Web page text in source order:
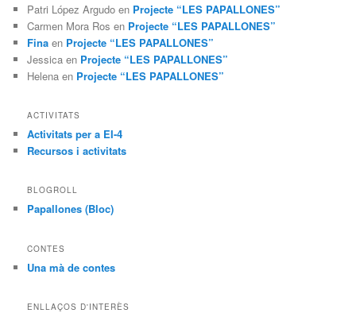
Patri López Argudo en Projecte “LES PAPALLONES”
Carmen Mora Ros en Projecte “LES PAPALLONES”
Fina en Projecte “LES PAPALLONES”
Jessica en Projecte “LES PAPALLONES”
Helena en Projecte “LES PAPALLONES”
ACTIVITATS
Activitats per a EI-4
Recursos i activitats
BLOGROLL
Papallones (Bloc)
CONTES
Una mà de contes
ENLLAÇOS D'INTERÈS